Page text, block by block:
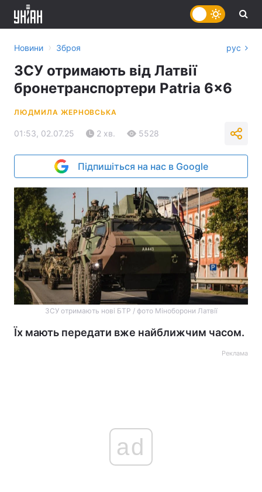
Новини › Зброя рус
ЗСУ отримають від Латвії
бронетранспортери Patria 6x6
ЛЮДМИЛА ЖЕРНОВСЬКА
01:53, 02.07.25 2 хв. 5528
Підпишіться на нас в Google
ЗСУ отримають нові БТР / фото Міноборони Латвії
Їх мають передати вже найближчим часом.
Реклама
ad